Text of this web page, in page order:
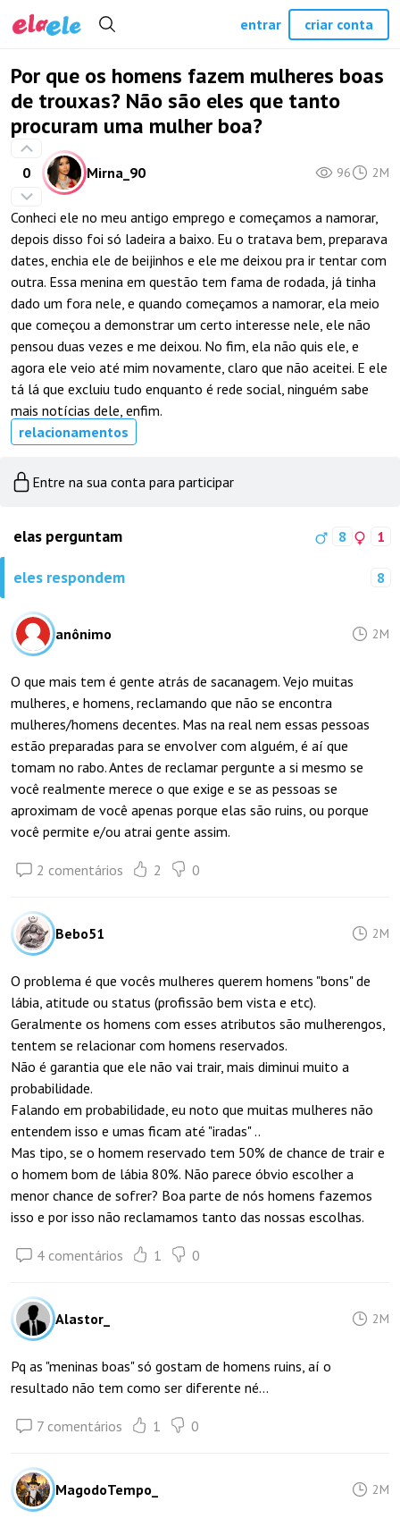
Por que os homens fazem mulheres boas
de trouxas? Não são eles que tanto
procuram uma mulher boa?
0 Mirna_90 96 2M
Conheci ele no meu antigo emprego e começamos a namorar,
depois disso foi só ladeira a baixo. Eu o tratava bem, preparava
dates, enchia ele de beijinhos e ele me deixou pra ir tentar com
outra. Essa menina em questão tem fama de rodada, já tinha
dado um fora nele, e quando começamos a namorar, ela meio
que começou a demonstrar um certo interesse nele, ele não
pensou duas vezes e me deixou. No fim, ela não quis ele, e
agora ele veio até mim novamente, claro que não aceitei. E ele
tá lá que excluiu tudo enquanto é rede social, ninguém sabe
mais notícias dele, enfim.
relacionamentos
Entre na sua conta para participar
elas perguntam 8 1
eles respondem 8
anônimo 2M
O que mais tem é gente atrás de sacanagem. Vejo muitas
mulheres, e homens, reclamando que não se encontra
mulheres/homens decentes. Mas na real nem essas pessoas
estão preparadas para se envolver com alguém, é aí que
tomam no rabo. Antes de reclamar pergunte a si mesmo se
você realmente merece o que exige e se as pessoas se
aproximam de você apenas porque elas são ruins, ou porque
você permite e/ou atrai gente assim.
2 comentários 2 0
Bebo51 2M
O problema é que vocês mulheres querem homens "bons" de
lábia, atitude ou status (profissão bem vista e etc).
Geralmente os homens com esses atributos são mulherengos,
tentem se relacionar com homens reservados.
Não é garantia que ele não vai trair, mais diminui muito a
probabilidade.
Falando em probabilidade, eu noto que muitas mulheres não
entendem isso e umas ficam até "iradas" ..
Mas tipo, se o homem reservado tem 50% de chance de trair e
o homem bom de lábia 80%. Não parece óbvio escolher a
menor chance de sofrer? Boa parte de nós homens fazemos
isso e por isso não reclamamos tanto das nossas escolhas.
4 comentários 1 0
Alastor_ 2M
Pq as "meninas boas" só gostam de homens ruins, aí o
resultado não tem como ser diferente né...
7 comentários 1 0
MagodoTempo_ 2M
entrar criar conta